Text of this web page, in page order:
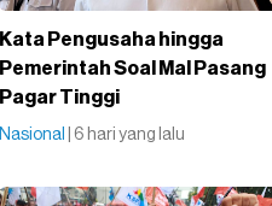
Kata Pengusaha hingga
Pemerintah Soal Mal Pasang
Pagar Tinggi
Nasional | 6 hari yang lalu